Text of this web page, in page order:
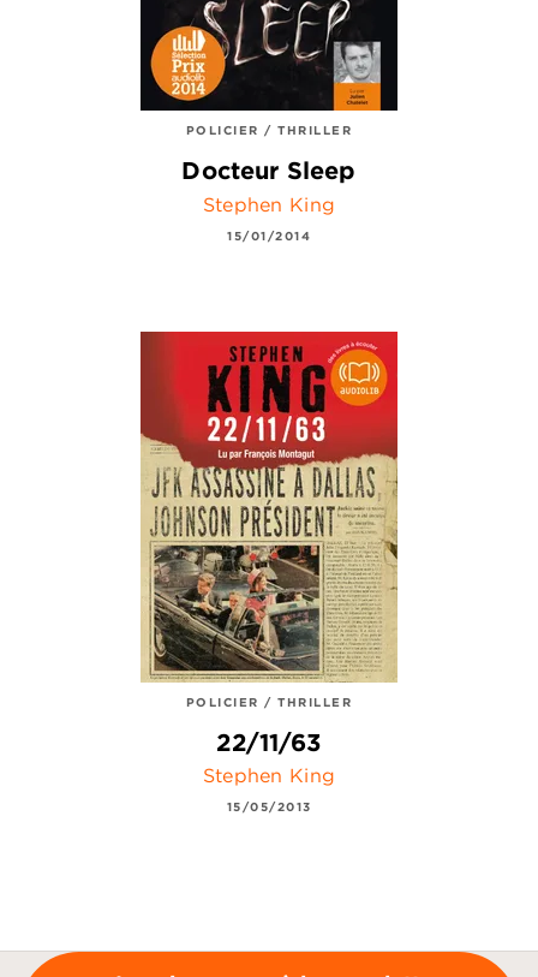
POLICIER / THRILLER
Docteur Sleep
Stephen King
15/01/2014
POLICIER / THRILLER
22/11/63
Stephen King
15/05/2013